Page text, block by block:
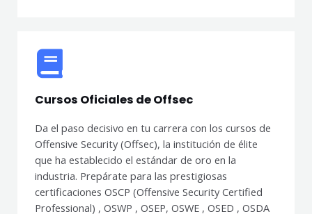
Cursos Oficiales de Offsec
Da el paso decisivo en tu carrera con los cursos de
Offensive Security (Offsec), la institución de élite
que ha establecido el estándar de oro en la
industria. Prepárate para las prestigiosas
certificaciones OSCP (Offensive Security Certified
Professional) , OSWP , OSEP, OSWE , OSED , OSDA